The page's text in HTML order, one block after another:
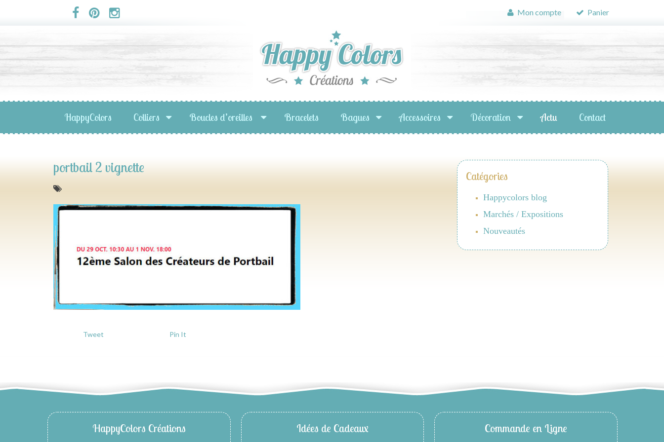
Mon compte Panier
HappyColors Colliers Boucles d’oreilles Bracelets Bagues Accessoires Décoration Actu Contact
portbail 2 vignette
Tweet Pin It
Catégories
Happycolors blog
Marchés / Expositions
Nouveautés
HappyColors Créations Idées de Cadeaux Commande en Ligne
Panneau de gestion des cookies